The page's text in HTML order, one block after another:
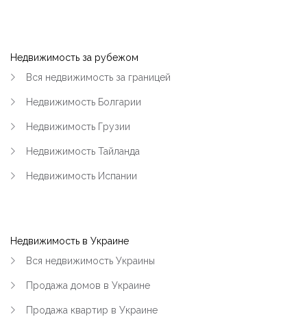
Недвижимость за рубежом
Вся недвижимость за границей
Недвижимость Болгарии
Недвижимость Грузии
Недвижимость Тайланда
Недвижимость Испании
Недвижимость в Украине
Вся недвижимость Украины
Продажа домов в Украине
Продажа квартир в Украине